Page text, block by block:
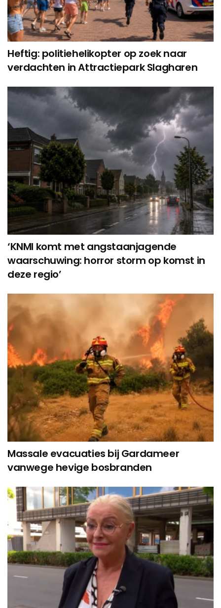
Heftig: politiehelikopter op zoek naar
verdachten in Attractiepark Slagharen
‘KNMI komt met angstaanjagende
waarschuwing: horror storm op komst in
deze regio’
Massale evacuaties bij Gardameer
vanwege hevige bosbranden